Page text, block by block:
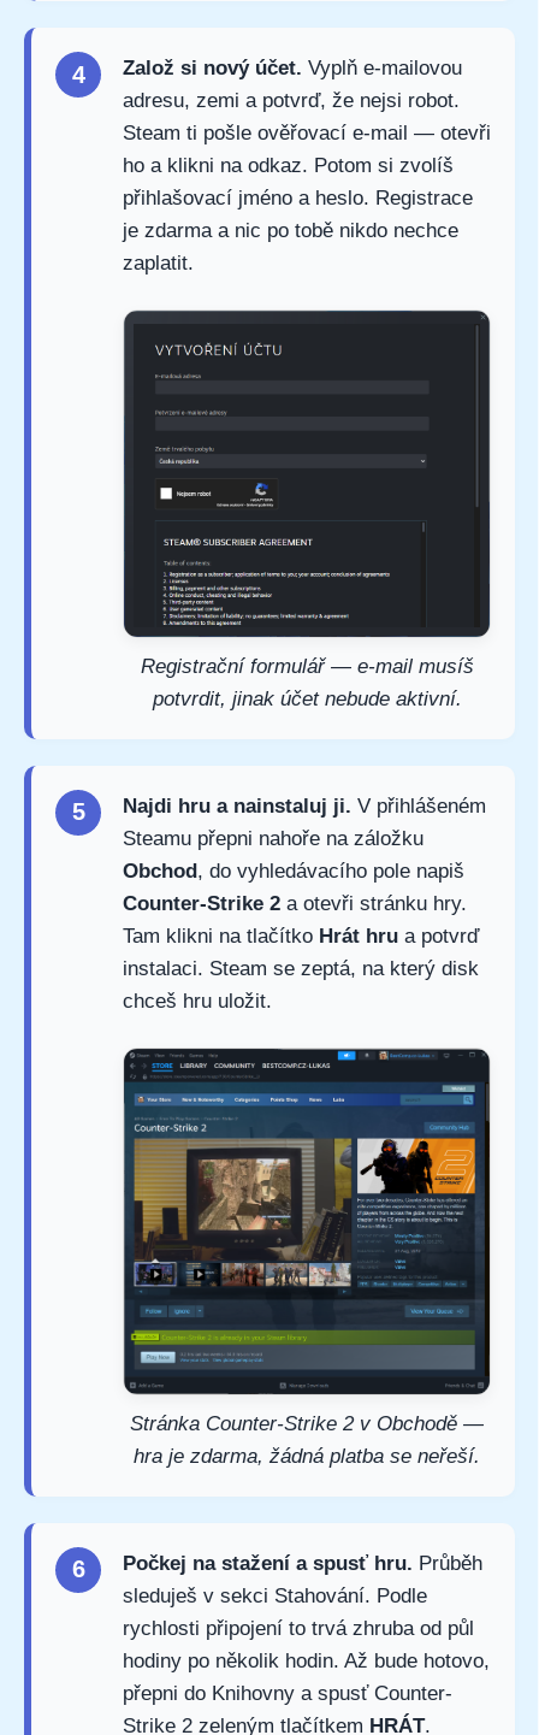
4 Založ si nový účet. Vyplň e-mailovou
adresu, zemi a potvrď, že nejsi robot.
Steam ti pošle ověřovací e-mail — otevři
ho a klikni na odkaz. Potom si zvolíš
přihlašovací jméno a heslo. Registrace
je zdarma a nic po tobě nikdo nechce
zaplatit.
Registrační formulář — e-mail musíš
potvrdit, jinak účet nebude aktivní.
5 Najdi hru a nainstaluj ji. V přihlášeném
Steamu přepni nahoře na záložku
Obchod, do vyhledávacího pole napiš
Counter-Strike 2 a otevři stránku hry.
Tam klikni na tlačítko Hrát hru a potvrď
instalaci. Steam se zeptá, na který disk
chceš hru uložit.
Stránka Counter-Strike 2 v Obchodě —
hra je zdarma, žádná platba se neřeší.
6 Počkej na stažení a spusť hru. Průběh
sleduješ v sekci Stahování. Podle
rychlosti připojení to trvá zhruba od půl
hodiny po několik hodin. Až bude hotovo,
přepni do Knihovny a spusť Counter-
Strike 2 zeleným tlačítkem HRÁT.